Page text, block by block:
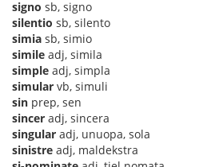
signo sb, signo
silentio sb, silento
simia sb, simio
simile adj, simila
simple adj, simpla
simular vb, simuli
sin prep, sen
sincer adj, sincera
singular adj, unuopa, sola
sinistre adj, maldekstra